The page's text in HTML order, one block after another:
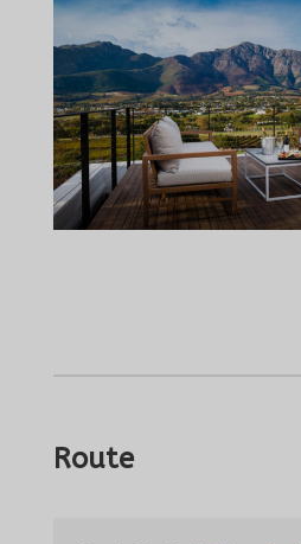
Route